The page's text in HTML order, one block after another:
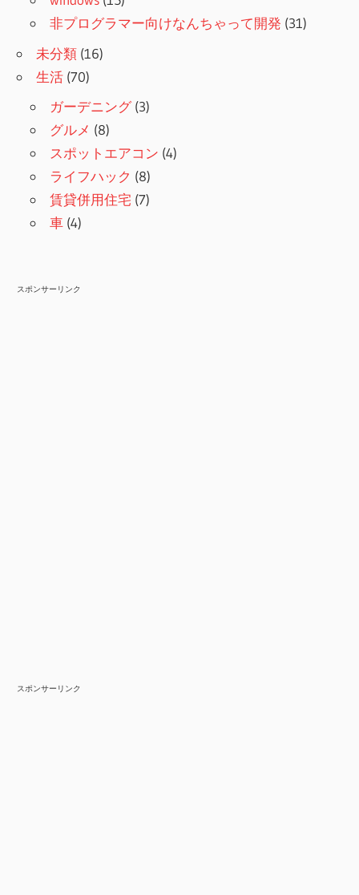
非プログラマー向けなんちゃって開発 (31)
未分類 (16)
生活 (70)
ガーデニング(3)
グルメ (8)
スポットエアコン (4)
ライフハック (8)
賃貸併用住宅 (7)
車 (4)
スポンサーリンク
スポンサーリンク